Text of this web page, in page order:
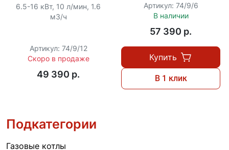
6.5-16 кВт, 10 л/мин, 1.6
м3/ч
Артикул: 74/9/12
Скоро в продаже
49 390 p.
Артикул: 74/9/6
В наличии
57 390 p.
Купить
В 1 клик
Подкатегории
Газовые котлы